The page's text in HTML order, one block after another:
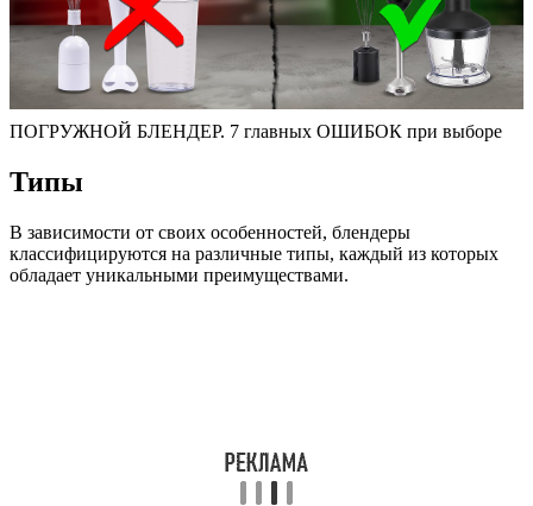
ПОГРУЖНОЙ БЛЕНДЕР. 7 главных ОШИБОК при выборе
Типы
В зависимости от своих особенностей, блендеры
классифицируются на различные типы, каждый из которых
обладает уникальными преимуществами.